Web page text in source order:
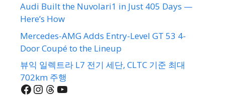
Audi Built the Nuvolari1 in Just 405 Days —
Here’s How
Mercedes-AMG Adds Entry-Level GT 53 4-
Door Coupé to the Lineup
뷰익 일렉트라 L7 전기 세단, CLTC 기준 최대
702km 주행
Facebook
Instagram
Threads
YouTube